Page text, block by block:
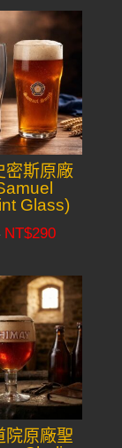
密斯原廠
Glass)
NT$290Price
NT$190
through
NT$290
院原廠聖